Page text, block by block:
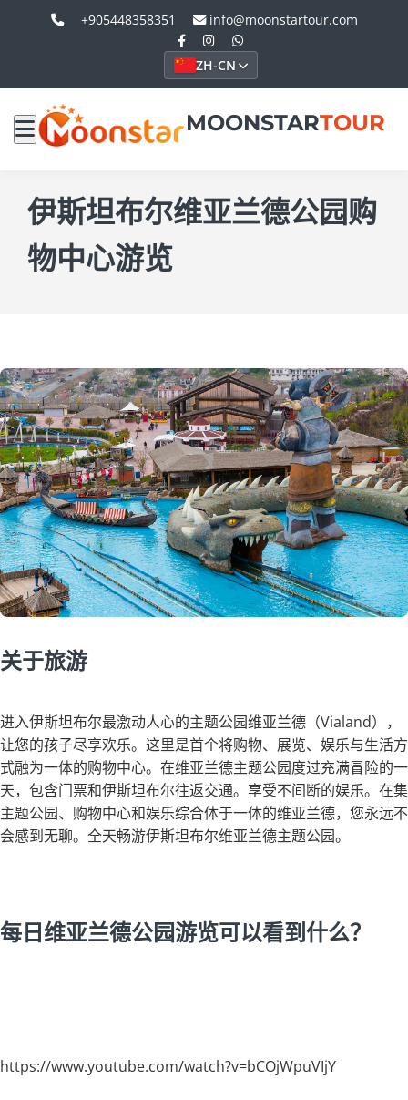
+905448358351 info@moonstartour.com
ZH-CN
MOONSTARTOUR
伊斯坦布尔维亚兰德公园购
物中心游览
关于旅游
进入伊斯坦布尔最激动人心的主题公园维亚兰德（Vialand），
让您的孩子尽享欢乐。这里是首个将购物、展览、娱乐与生活方
式融为一体的购物中心。在维亚兰德主题公园度过充满冒险的一
天，包含门票和伊斯坦布尔往返交通。享受不间断的娱乐。在集
主题公园、购物中心和娱乐综合体于一体的维亚兰德，您永远不
会感到无聊。全天畅游伊斯坦布尔维亚兰德主题公园。
每日维亚兰德公园游览可以看到什么？
https://www.youtube.com/watch?v=bCOjWpuVIjY